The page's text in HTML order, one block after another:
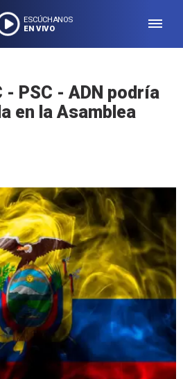
ESCÚCHANOS
EN VIVO
- PSC - ADN podría
en la Asamblea